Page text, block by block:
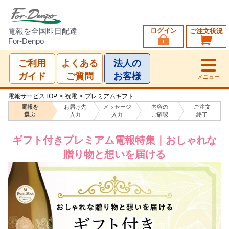
電報を全国即日配達
For-Denpo
ご注文状況
ログイン
ご利用
ガイド
よくある
ご質問
法人の
お客様
メニュー
電報サービスTOP > 祝電 > プレミアムギフト
電報を
選ぶ
お届け先
入力
メッセージ
入力
内容の
ご確認
ご注文
終了
ギフト付きプレミアム電報特集｜おしゃれな
贈り物と想いを届ける